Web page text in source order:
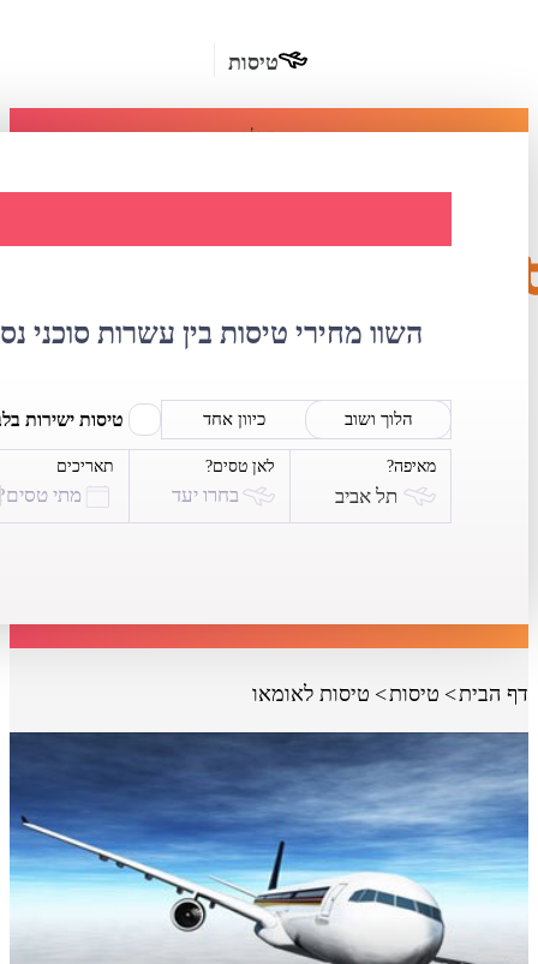
טיסות
מומלץ
בחו"ל
השכרת
רכב
השוו מחירי טיסות בין עשרות סוכני
הלוך ושוב כיוון אחד טיסות ישירות
מאיפה?
תל אביב
לאן טסים?
בחרו יעד
תאריכים
מתי
דף הבית טיסות טיסות לאומאו